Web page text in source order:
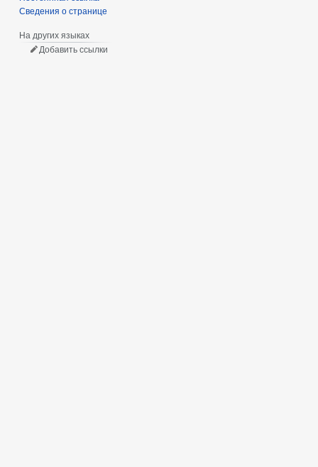
Сведения о странице
На других языках
Добавить ссылки